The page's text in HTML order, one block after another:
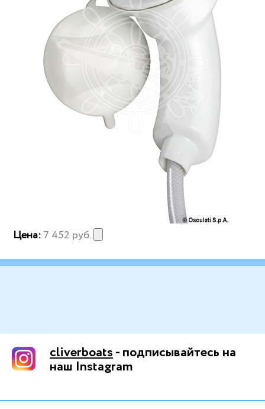
Цена:7 452 руб.
cliverboats- подписывайтесь на
наш Instagram